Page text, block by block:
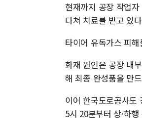
현재까지 공장 작업
다쳐 치료를 받고 있
타이어 유독가스 피
화재 원인은 공장 내
해 최종 완성품을 만
이어 한국도로공사도
5시 20분부터 상·하